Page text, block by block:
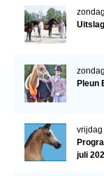
Sport
Paard te koop
CONTACT
Pleun
juli